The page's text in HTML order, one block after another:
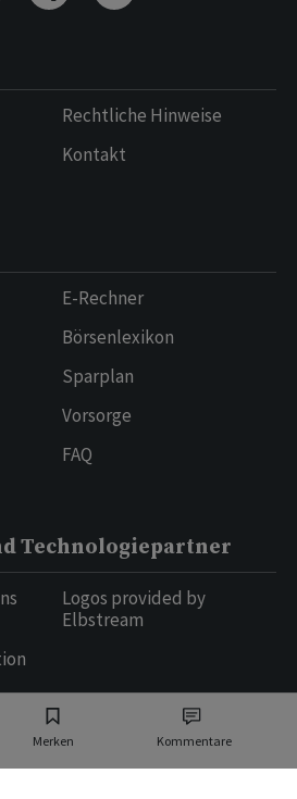
Merken Kommentare
Rechtliche Hinweise
Kontakt
E-Rechner
Börsenlexikon
Sparplan
Vorsorge
FAQ
Technologiepartner
Logos provided by
Elbstream